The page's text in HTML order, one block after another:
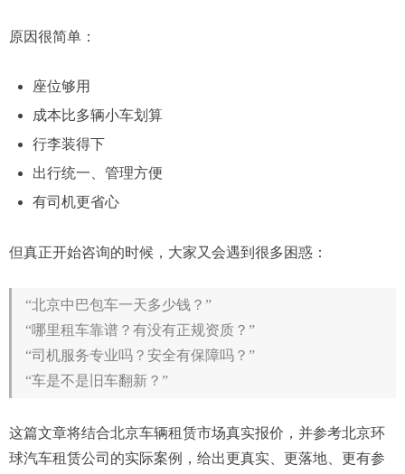
原因很简单：
座位够用
成本比多辆小车划算
行李装得下
出行统一、管理方便
有司机更省心
但真正开始咨询的时候，大家又会遇到很多困惑：
“北京中巴包车一天多少钱？”
“哪里租车靠谱？有没有正规资质？”
“司机服务专业吗？安全有保障吗？”
“车是不是旧车翻新？”
这篇文章将结合北京车辆租赁市场真实报价，并参考北京环
球汽车租赁公司的实际案例，给出更真实、更落地、更有参